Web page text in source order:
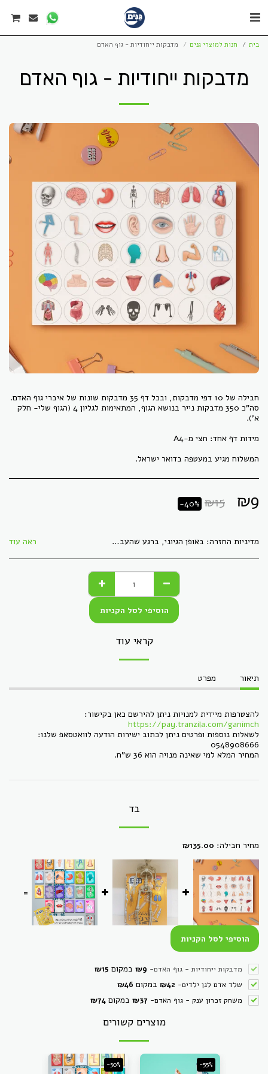
בית חנות למוצרי גנים מדבקות ייחודיות - גוף האדם
מדבקות ייחודיות - גוף האדם
סה"כ 350 מדבקות נייר בנושא הגוף, המתאימות לגליון 4 (הגוף שלי- חלק
המשלוח מגיע במעטפה בדואר ישראל.
₪9
₪15
-40%
מדיניות החזרה: באופן הגיוני, ברגע שהעברנו לך חומר דיגיטלי, לא ניתן &quot;להחזיר&quot; אותו, כמו קבצים. כל מוצר אחר, ניתן להחזירו באריזתו המקורית, ללא פגמים, תוך 30 ימי עסקים. הזיכוי יתקבל בעת הגעת המוצר חזרה בשלמותו. ראה עוד
הוסיפי לסל הקניות
קראי עוד
תיאור מפרט
להצטרפות מיידית למנויות ניתן להירשם כאן בקישור:
https://pay.tranzila.com/ganimch
לשאלות נוספות ופרטים ניתן לכתוב ישירות הודעה לוואטסאפ שלנו:
0548908666
המחיר המלא למי שאינה מנויה הוא 36 ש"ח.
בד
מחיר חבילה: ₪135.00
=
הוסיפי לסל הקניות
מדבקות ייחודיות - גוף האדם-
₪9 במקום ₪15
שלד אדם לגן ילדים-
₪42 במקום ₪46
משחק זכרון ענק - גוף האדם-
₪37 במקום ₪74
מוצרים קשורים
-55%
-50%